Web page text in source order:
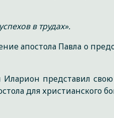
в трудах».
апостола Павла о
представил
для христианского